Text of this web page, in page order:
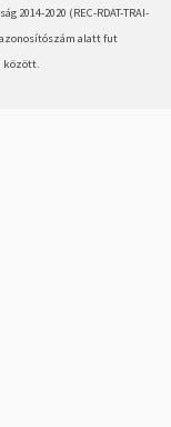
2014-2020 (REC-RDAT-TRAI-
azonosítószám alatt fut
között.